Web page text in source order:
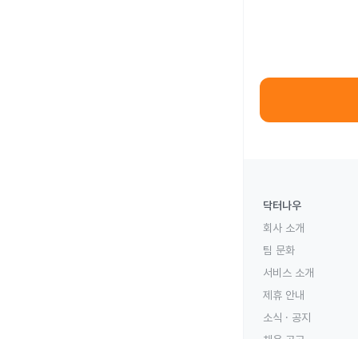
닥터나우
회사 소개
팀 문화
서비스 소개
제휴 안내
소식 · 공지